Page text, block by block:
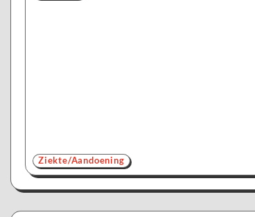
Ziekte/Aandoening